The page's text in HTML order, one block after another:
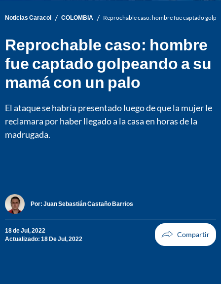
Noticias Caracol / COLOMBIA / Reprochable caso: hombre fue captado
Reprochable caso: hombre
fue captado golpeando a su
mamá con un palo
El ataque se habría presentado luego de que la mujer le
reclamara por haber llegado a la casa en horas de la
madrugada.
Por: Juan Sebastián Castaño Barrios
18 de Jul, 2022
Actualizado: 18 De Jul, 2022